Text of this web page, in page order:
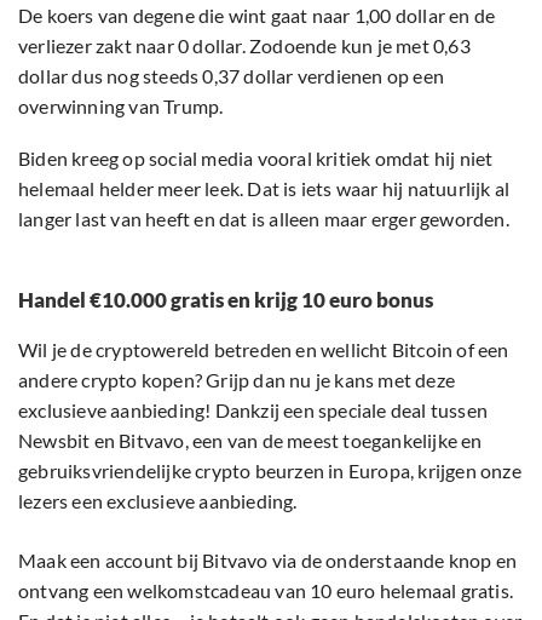
De koers van degene die wint gaat naar 1,00 dollar en de
verliezer zakt naar 0 dollar. Zodoende kun je met 0,63
dollar dus nog steeds 0,37 dollar verdienen op een
overwinning van Trump.
Biden kreeg op social media vooral kritiek omdat hij niet
helemaal helder meer leek. Dat is iets waar hij natuurlijk al
langer last van heeft en dat is alleen maar erger geworden.
Handel €10.000 gratis en krijg 10 euro bonus
Wil je de cryptowereld betreden en wellicht Bitcoin of een
andere crypto kopen? Grijp dan nu je kans met deze
exclusieve aanbieding! Dankzij een speciale deal tussen
Newsbit en Bitvavo, een van de meest toegankelijke en
gebruiksvriendelijke crypto beurzen in Europa, krijgen onze
lezers een exclusieve aanbieding.
Maak een account bij Bitvavo via de onderstaande knop en
ontvang een welkomstcadeau van 10 euro helemaal gratis.